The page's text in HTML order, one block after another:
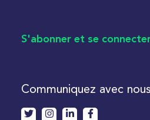
S'abonner et se
Communiquez avec nous